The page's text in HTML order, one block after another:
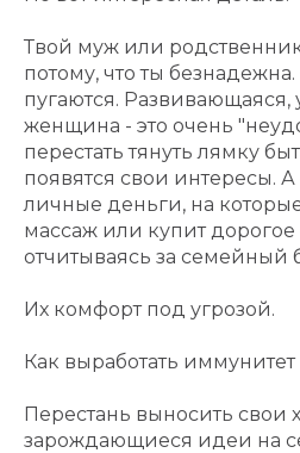
Твой муж или
потому, что ты
пугаются. Развивающаяся,
женщина - это очень
перестать тянуть лямку
появятся свои интересы.
личные деньги, на
массаж или купит дорогое
отчитываясь за семейный
Их комфорт под угрозой.
Как выработать
Перестань выносить свои
зарождающиеся идеи на